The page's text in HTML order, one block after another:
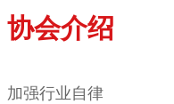
协会介绍
加强行业自律